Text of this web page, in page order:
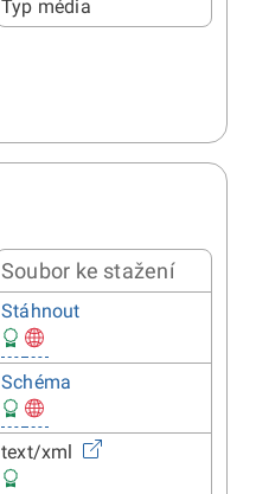
Typ média
Soubor ke stažení
Stáhnout
Schéma
text/xml